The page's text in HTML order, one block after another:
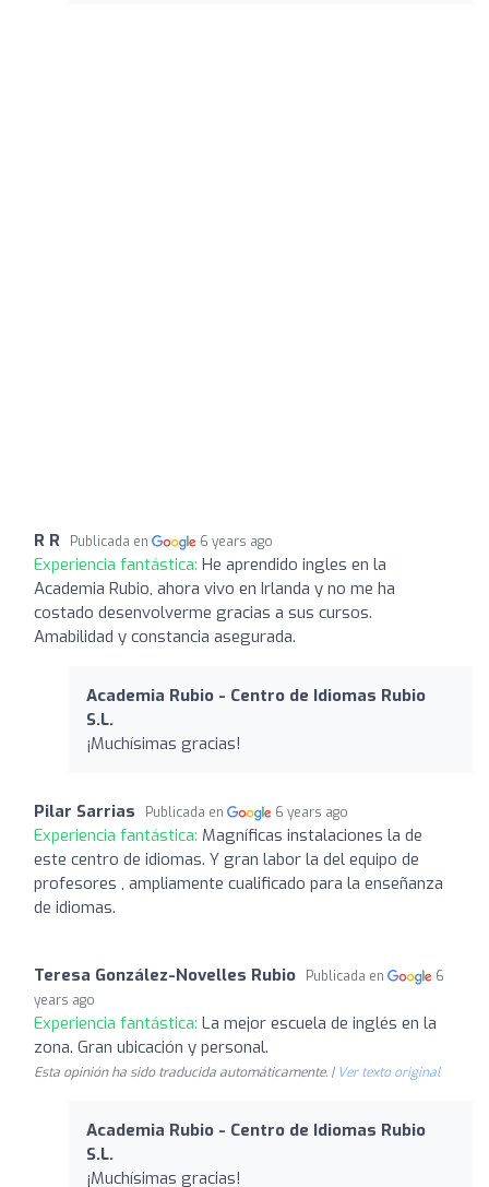
R R Publicada en 6 years ago
Experiencia fantástica: He aprendido ingles en la
Academia Rubio, ahora vivo en Irlanda y no me ha
costado desenvolverme gracias a sus cursos.
Amabilidad y constancia asegurada.
Academia Rubio - Centro de Idiomas Rubio
S.L.
¡Muchísimas gracias!
Pilar Sarrias Publicada en 6 years ago
Experiencia fantástica: Magníficas instalaciones la de
este centro de idiomas. Y gran labor la del equipo de
profesores , ampliamente cualificado para la enseñanza
de idiomas.
Teresa González-Novelles Rubio Publicada en
6
years ago
Experiencia fantástica: La mejor escuela de inglés en la
zona. Gran ubicación y personal.
Esta opinión ha sido traducida automáticamente. | Ver texto original
Academia Rubio - Centro de Idiomas Rubio
S.L.
¡Muchísimas gracias!